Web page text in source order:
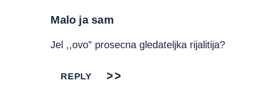
Malo ja sam
Jel ,,ovo” prosecna gledateljka rijalitija?
REPLY